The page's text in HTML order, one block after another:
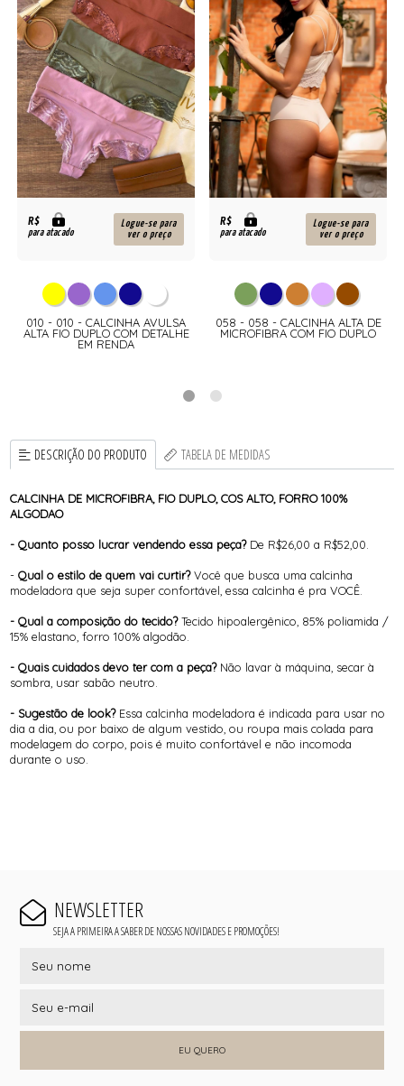
R$
para atacado
Logue-se para
ver o preço
010 - 010 - CALCINHA AVULSA
ALTA FIO DUPLO COM DETALHE
EM RENDA
R$
para atacado
Logue-se para
ver o preço
058 - 058 - CALCINHA ALTA DE
MICROFIBRA COM FIO DUPLO
DESCRIÇÃO DO PRODUTO TABELA DE MEDIDAS
CALCINHA DE MICROFIBRA, FIO DUPLO, COS ALTO, FORRO 100%
ALGODAO
- Quanto posso lucrar vendendo essa peça?De R$26,00 a R$52,00.
- Qual o estilo de quem vai curtir?Você que busca uma calcinha
modeladora que seja super confortável, essa calcinha é pra VOCÊ.
- Qual a composição do tecido?Tecido hipoalergênico, 85% poliamida /
15% elastano, forro 100% algodão.
- Quais cuidados devo ter com a peça?Não lavar à máquina, secar à
sombra, usar sabão neutro.
- Sugestão de look?Essa calcinha modeladora é indicada para usar no
dia a dia, ou por baixo de algum vestido, ou roupa mais colada para
modelagem do corpo, pois é muito confortável e não incomoda
durante o uso.
NEWSLETTER
SEJA A PRIMEIRA A SABER DE NOSSAS NOVIDADES E PROMOÇÕES!
EU QUERO